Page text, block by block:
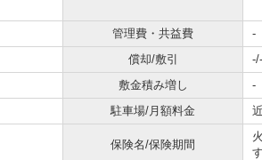
管理費・共益費
-
償却/敷引
-/-
敷金積み増し
-
駐車場/月額料金
保険名/保険期間